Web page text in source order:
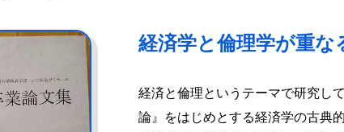
経済学と倫理学が重な
経済と倫理というテーマで研究し
論』をはじめとする経済学の古典